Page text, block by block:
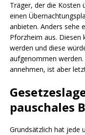
Träger, der die Kosten
einen
anbieten. Anders sehe
Pforzheim aus.
werden und diese
aufgenommen
annehmen, ist aber
pauschales
Grundsätzlich hat jede